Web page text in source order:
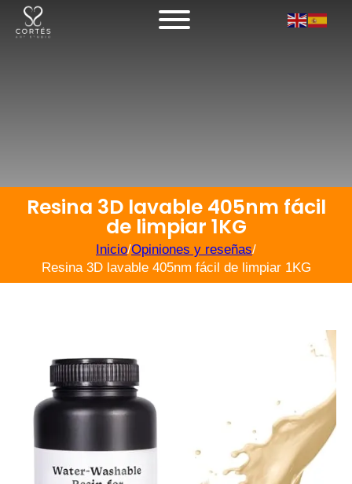
Resina 3D lavable 405nm fácil
de limpiar 1KG
Inicio/Opiniones y reseñas/
Resina 3D lavable 405nm fácil de limpiar 1KG